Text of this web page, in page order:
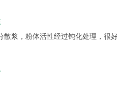
散浆，粉体活性经过钝化处理，很